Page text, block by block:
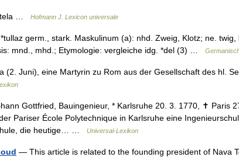
… Hofmann J. Lexicon universale
germ., stark. Maskulinum (a): nhd. Zweig, Klotz; ne. twig,
mnd., mhd.; Etymologie: vergleiche idg. *del (3) …
(2. Juni), eine Martyrin zu Rom aus der Gesellschaft des hl.
Gottfried, Bauingenieur, * Karlsruhe 20. 3. 1770, ✝ Paris
Pariser École Polytechnique in Karlsruhe eine
die heutige… …
Universal-Lexikon
— This article is related to the founding president of Nava